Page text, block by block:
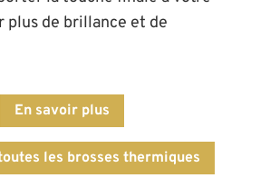
En savoir plus
les brosses thermiques
plus de brillance et de